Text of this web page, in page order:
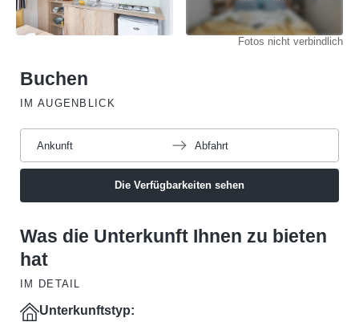
Fotos nicht verbindlich
Was die Unterkunft Ihnen zu bieten
hat
IM DETAIL
Unterkunftstyp:
Buchen
IM AUGENBLICK
Ankunft Abfahrt
Die Verfügbarkeiten sehen